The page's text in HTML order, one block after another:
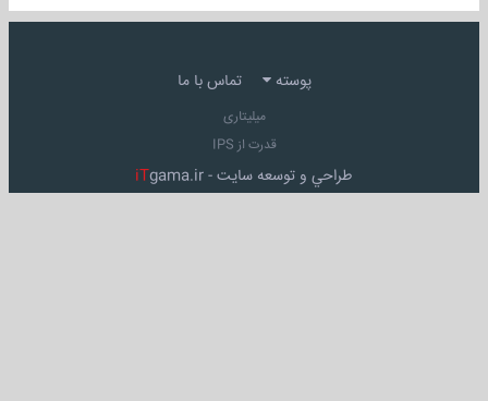
پوسته تماس با ما
میلیتاری
قدرت از IPS
طراحي و توسعه سايت - iTgama.ir